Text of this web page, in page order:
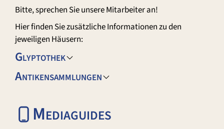
Bitte, sprechen Sie unsere Mitarbeiter an!
Hier finden Sie zusätzliche Informationen zu den
jeweiligen Häusern:
Glyptothek
Antikensammlungen
Mediaguides